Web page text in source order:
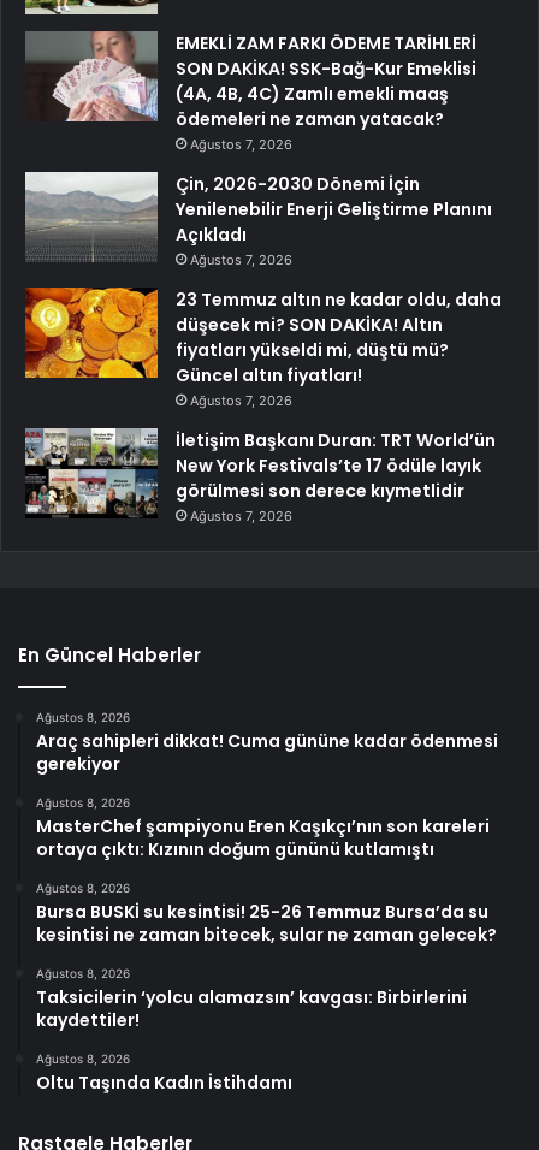
EMEKLİ ZAM FARKI ÖDEME TARİHLERİ
SON DAKİKA! SSK-Bağ-Kur Emeklisi
(4A, 4B, 4C) Zamlı emekli maaş
ödemeleri ne zaman yatacak?
Ağustos 7, 2026
Çin, 2026-2030 Dönemi İçin
Yenilenebilir Enerji Geliştirme Planını
Açıkladı
Ağustos 7, 2026
23 Temmuz altın ne kadar oldu, daha
düşecek mi? SON DAKİKA! Altın
fiyatları yükseldi mi, düştü mü?
Güncel altın fiyatları!
Ağustos 7, 2026
İletişim Başkanı Duran: TRT World’ün
New York Festivals’te 17 ödüle layık
görülmesi son derece kıymetlidir
Ağustos 7, 2026
En Güncel Haberler
Ağustos 8, 2026
Araç sahipleri dikkat! Cuma gününe kadar ödenmesi
gerekiyor
Ağustos 8, 2026
MasterChef şampiyonu Eren Kaşıkçı’nın son kareleri
ortaya çıktı: Kızının doğum gününü kutlamıştı
Ağustos 8, 2026
Bursa BUSKİ su kesintisi! 25-26 Temmuz Bursa’da su
kesintisi ne zaman bitecek, sular ne zaman gelecek?
Ağustos 8, 2026
Taksicilerin ‘yolcu alamazsın’ kavgası: Birbirlerini
kaydettiler!
Ağustos 8, 2026
Oltu Taşında Kadın İstihdamı
Rastgele Haberler